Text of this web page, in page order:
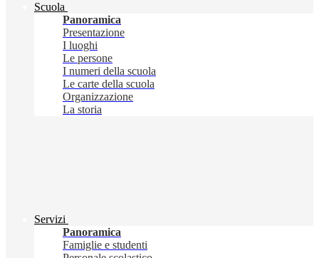
Scuola
Panoramica
Presentazione
I luoghi
Le persone
I numeri della scuola
Le carte della scuola
Organizzazione
La storia
Servizi
Panoramica
Famiglie e studenti